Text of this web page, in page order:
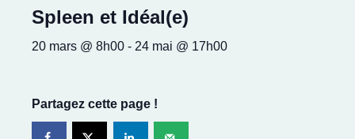
Spleen et Idéal(e)
20 mars @ 8h00 - 24 mai @ 17h00
Partagez cette page !